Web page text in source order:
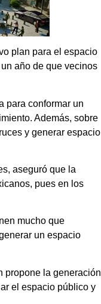
plan para el espacio
año de que vecinos
para conformar un
Además, sobre
y generar espacio
aseguró que la
pues en los
mucho que
un espacio
propone la generación
el espacio público y